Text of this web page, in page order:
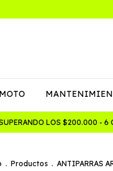
LOS $200.000 - 6
. Productos . ANTIPARRAS